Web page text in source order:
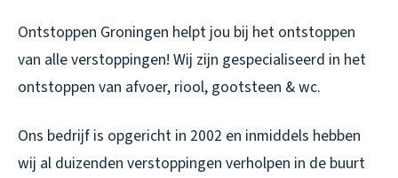
Ontstoppen Groningen helpt jou bij het ontstoppen
van alle verstoppingen! Wij zijn gespecialiseerd in het
ontstoppen van afvoer, riool, gootsteen & wc.
Ons bedrijf is opgericht in 2002 en inmiddels hebben
wij al duizenden verstoppingen verholpen in de buurt